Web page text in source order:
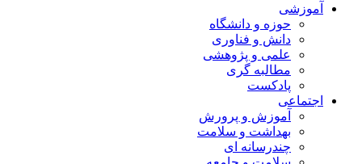
آموزشی
حوزه و دانشگاه
دانش و فناوری
علمی و پژوهشی
مطالبه گری
پادکست
اجتماعی
آموزش و پرورش
بهداشت و سلامت
چندرسانه ای